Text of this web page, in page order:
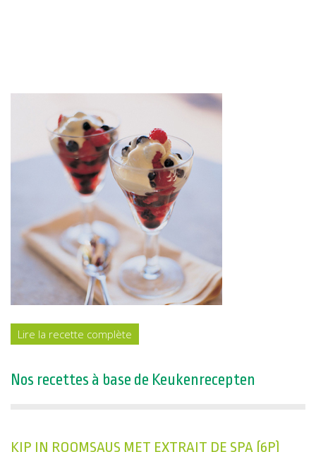
Lire la recette complète
Nos recettes à base de Keukenrecepten
KIP IN ROOMSAUS MET EXTRAIT DE SPA (6P)